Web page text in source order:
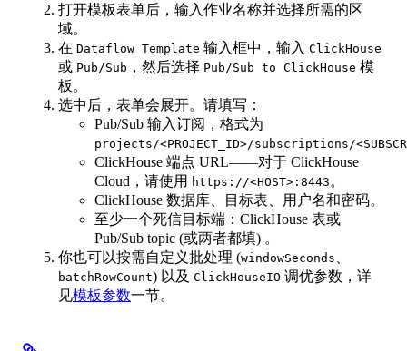
打开模板表单后，输入作业名称并选择所需的区
域。
在 Dataflow Template 输入框中，输入 ClickHouse
或 Pub/Sub ，然后选择 Pub/Sub to ClickHouse 模
板。
选中后，表单会展开。请填写：
Pub/Sub 输入订阅，格式为
projects/<PROJECT_ID>/subscriptions/
ClickHouse 端点 URL——对于 ClickHouse
Cloud，请使用 https://<HOST>:8443 。
ClickHouse 数据库、目标表、用户名和密码。
至少一个死信目标端：ClickHouse 表或
Pub/Sub topic (或两者都填) 。
你也可以按需自定义批处理 (windowSeconds
batchRowCount) 以及 ClickHouseIO 调优参数，详
见模板参数一节。